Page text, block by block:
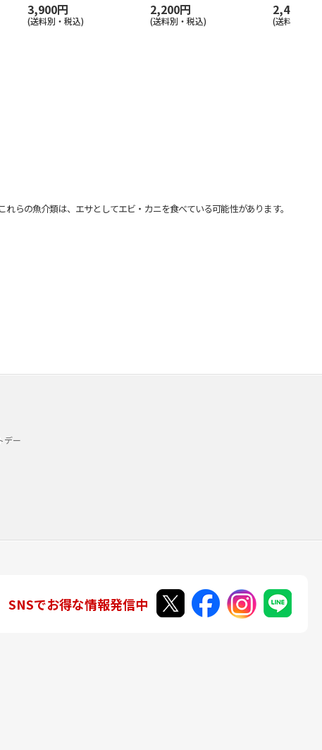
3,900円
(送料別・税込)
2,200円
(送料別・税込)
2,400円
(送料別・税
らの魚介類は、エサとしてエビ・カニを食べている可能性があります。
デー
SNSでお得な情報発信中